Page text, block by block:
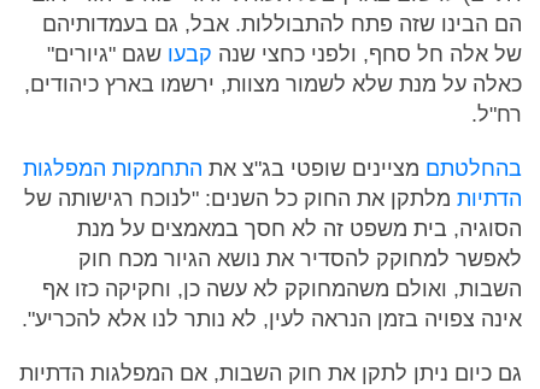
הם הבינו שזה פתח להתבוללות. אבל, גם בעמדותיהם
של אלה חל סחף, ולפני כחצי שנה קבעו שגם "גיורים"
כאלה על מנת שלא לשמור מצוות, ירשמו בארץ כיהודים,
רח"ל.
בהחלטתם מציינים שופטי בג"צ את התחמקות המפלגות
הדתיות מלתקן את החוק כל השנים: "לנוכח רגישותה של
הסוגיה, בית משפט זה לא חסך במאמצים על מנת
לאפשר למחוקק להסדיר את נושא הגיור מכח חוק
השבות, ואולם משהמחוקק לא עשה כן, וחקיקה כזו אף
אינה צפויה בזמן הנראה לעין, לא נותר לנו אלא להכריע".
גם כיום ניתן לתקן את חוק השבות, אם המפלגות הדתיות